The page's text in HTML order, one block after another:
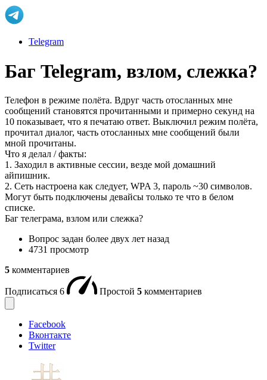
Telegram
Баг Telegram, взлом, слежка?
Телефон в режиме полёта. Вдруг часть отосланных мне
сообщений становятся прочитанными и примерно секунд на
10 показывает, что я печатаю ответ. Выключил режим полёта,
прочитал диалог, часть отосланных мне сообщений были
мной прочитаны.
Что я делал / факты:
1. Заходил в активные сессии, везде мой домашний
айпишник.
2. Сеть настроена как следует, WPA 3, пароль ~30 символов.
Могут быть подключены девайсы только те что в белом
списке.
Баг телеграма, взлом или слежка?
Вопрос задан более двух лет назад
4731 просмотр
5 комментариев
Подписаться 6 Простой 5 комментариев
Facebook
Вконтакте
Twitter